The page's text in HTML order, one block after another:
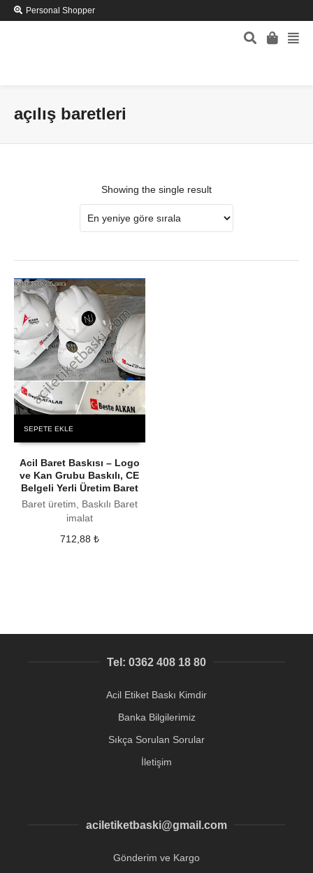
Personal Shopper
açılış baretleri
Showing the single result
SEPETE EKLE
Acil Baret Baskısı – Logo
ve Kan Grubu Baskılı, CE
Belgeli Yerli Üretim Baret
Baret üretim, Baskılı Baret
imalat
712,88 ₺
Tel: 0362 408 18 80
Acil Etiket Baskı Kimdir
Banka Bilgilerimiz
Sıkça Sorulan Sorular
İletişim
aciletiketbaski@gmail.com
Gönderim ve Kargo